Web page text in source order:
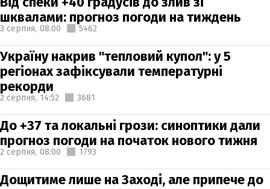
шквалами: прогноз погоди на тиждень
3 серпня, 08:00 5462
Україну накрив "тепловий купол": у 5
регіонах зафіксували температурні
рекорди
2 серпня, 14:52 3681
До +37 та локальні грози: синоптики дали
прогноз погоди на початок нового тижня
2 серпня, 08:00 1793
Дощитиме лише на Заході, але припече до